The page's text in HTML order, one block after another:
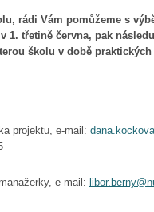
rádi Vám pomůžeme s
1. třetině června, pak
školu v době praktických
projektu, e-mail:
e-mail: